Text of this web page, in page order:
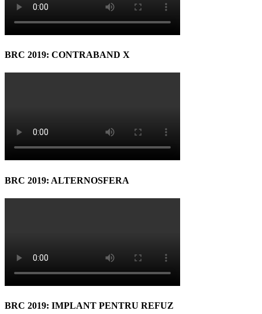
BRC 2019: CONTRABAND X
BRC 2019: ALTERNOSFERA
BRC 2019: IMPLANT PENTRU REFUZ